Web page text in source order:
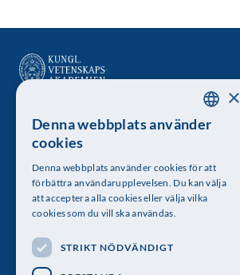
Kungl. Vetenskapsakademien
Besöksadress: Lilla Frescativägen 4A
Telefon: 08-673 95 00
Följ oss
SWEDISH
×
Denna webbplats använder
cookies
Denna webbplats använder cookies för att
förbättra användarupplevelsen. Du kan välja
att acceptera alla cookies eller välja vilka
cookies som du vill ska användas.
STRIKT NÖDVÄNDIGT